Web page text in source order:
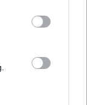
dalende